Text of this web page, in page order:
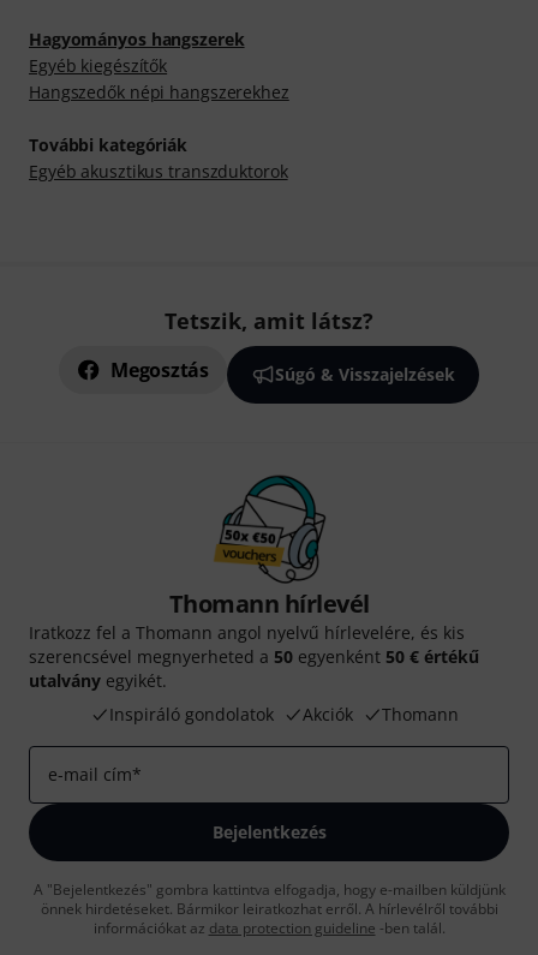
Hagyományos hangszerek
Egyéb kiegészítők
Hangszedők népi hangszerekhez
További kategóriák
Egyéb akusztikus transzduktorok
Tetszik, amit látsz?
Megosztás Súgó & Visszajelzések
Thomann hírlevél
Iratkozz fel a Thomann angol nyelvű hírlevelére, és kis
szerencsével megnyerheted a 50 egyenként 50 € értékű
utalvány egyikét.
Inspiráló gondolatok
Akciók Thomann
e-mail cím*
Bejelentkezés
A "Bejelentkezés" gombra kattintva elfogadja, hogy e-mailben küldjünk
önnek hirdetéseket. Bármikor leiratkozhat erről. A hírlevélről további
információkat az data protection guideline -ben talál.